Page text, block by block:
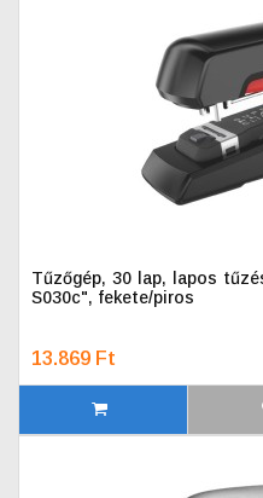
Tűzőgép, 30 lap, lapos
S030c", fekete/piros
13.869 Ft